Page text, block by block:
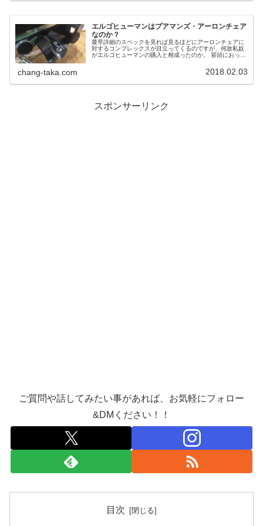
エルゴヒューマンはプアマンズ・アーロンチェア
なのか？
最早詳細のスペックを見れば見るほどにアーロンチェアに
対するコンプレックスが目立ってくるのですが、何故私奴
がエルゴヒューマンの購入と相成ったのか。 冒頭におっか
chang-taka.com 2018.02.03
スポンサーリンク
ご質問や話してみたい事があれば、お気軽にフォロー
&DMください！！
目次